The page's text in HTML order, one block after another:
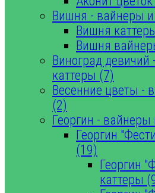
Вишня - вайнеры
Вишня
Вишня
Виноград девичий
каттеры (7)
Весенние цветы -
(2)
Георгин -
Георгин
(19)
Георгин
каттеры